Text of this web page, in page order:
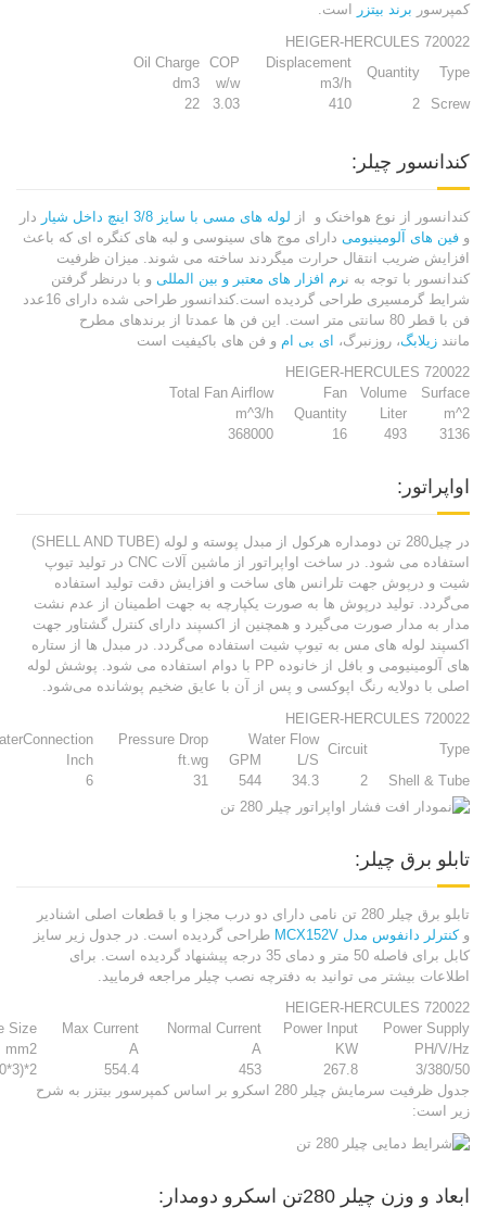
کمپرسور برند بیتزر
است.
HEIGER-HERCULES 720022
Type
Quantity
Displacement
COP
Oil Charge
m3/h
w/w
dm3
Screw
2
410
3.03
22
کندانسور چیلر:
کندانسور از نوع هواخنک و از لوله های مسی با سایز 3/8 اینچ داخل شیار
دار
و فین های آلومینیومی دارای موج های سینوسی و لبه های کنگره ای که باعث
افزایش ضریب انتقال حرارت میگردند ساخته می شوند. میزان ظرفیت
کندانسور با توجه به نرم افزار های معتبر و بین المللی و با درنظر گرفتن
شرایط گرمسیری طراحی گردیده است.کندانسور طراحی شده دارای 16عدد
فن با قطر 80 سانتی متر است. این فن ها عمدتا از برندهای مطرح
مانند زیلابگ، روزنبرگ، ای بی ام و فن های باکیفیت است
HEIGER-HERCULES 720022
Surface
Volume
Fan
Quantity
Total Fan Airflow
m^2
Liter
m^3/h
3136
493
16
368000
اواپراتور:
در چیل280 تن دومداره هرکول از مبدل پوسته و لوله (SHELL AND TUBE)
استفاده می شود. در ساخت اواپراتور از ماشین آلات CNC در تولید تیوپ
شیت و درپوش جهت تلرانس های ساخت و افزایش دقت تولید استفاده
می‌گردد. تولید درپوش ها به صورت یکپارچه به جهت اطمینان از عدم نشت
مدار به مدار صورت می‌گیرد و همچنین از اکسپند دارای کنترل گشتاور جهت
اکسپند لوله های مس به تیوپ شیت استفاده می‌گردد. در مبدل ها از ستاره
های آلومینیومی و بافل از خانوده PP با دوام استفاده می شود. پوشش لوله
اصلی با دولایه رنگ اپوکسی و پس از آن با عایق ضخیم پوشانده می‌شود.
HEIGER-HERCULES 720022
Type
Circuit
Water Flow
Pressure Drop
L/S
GPM
ft.wg
Inch
Shell & Tube
2
34.3
544
31
6
تابلو برق چیلر:
تابلو برق چیلر 280 تن نامی دارای دو درب مجزا و با قطعات اصلی اشنادیر
وکنترلر دانفوس مدل MCX152V
طراحی گردیده است. در جدول زیر سایز
کابل برای فاصله 50 متر و دمای 35 درجه پیشنهاد گردیده است. برای
اطلاعات بیشتر می توانید به دفترچه نصب چیلر مراجعه فرمایید.
HEIGER-HERCULES 720022
Power Supply
Power Input
Normal Current
Max Current
Size
PH/V/Hz
KW
A
A
mm2
3/380/50
267.8
453
554.4
2*(3*240/120)
جدول ظرفیت سرمایش چیلر 280 اسکرو بر اساس کمپرسور بیتزر به شرح
زیر است:
ابعاد و وزن چیلر 280تن اسکرو دومدار: